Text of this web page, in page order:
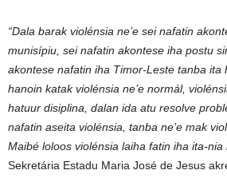
“Dala barak violénsia ne’e sei nafatin
munisípiu, sei nafatin akontese iha postu
akontese nafatin iha Timor-Leste tanba ita
hanoin katak violénsia ne’e normál,
hatuur disiplina, dalan ida atu resolve
nafatin aseita violénsia, tanba ne’e mak
Maibé loloos violénsia laiha fatin iha ita-nia
Sekretária Estadu Maria José de Jesus